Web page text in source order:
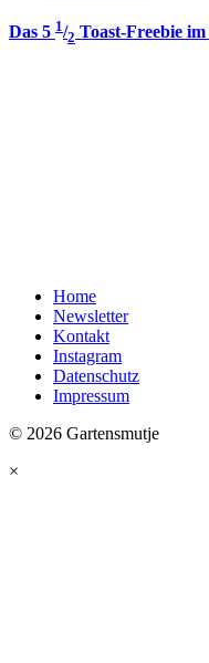
Das 5 1/2 Toast-Freebie
Home
Newsletter
Kontakt
Instagram
Datenschutz
Impressum
© 2026 Gartensmutje
×